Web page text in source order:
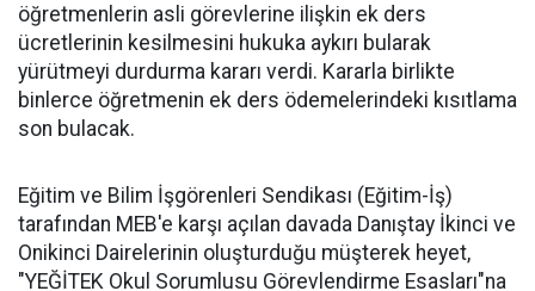
öğretmenlerin asli görevlerine ilişkin ek ders
ücretlerinin kesilmesini hukuka aykırı bularak
yürütmeyi durdurma kararı verdi. Kararla birlikte
binlerce öğretmenin ek ders ödemelerindeki kısıtlama
son bulacak.
​Eğitim ve Bilim İşgörenleri Sendikası (Eğitim-İş)
tarafından MEB'e karşı açılan davada Danıştay İkinci ve
Onikinci Dairelerinin oluşturduğu müşterek heyet,
"YEĞİTEK Okul Sorumlusu Görevlendirme Esasları"na